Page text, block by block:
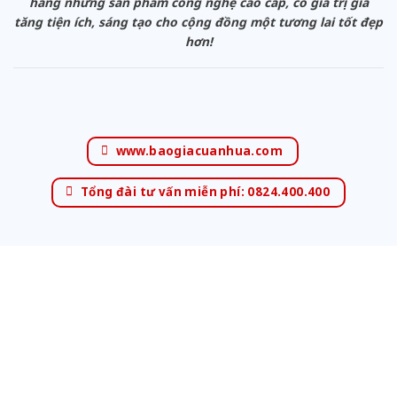
tăng tiện ích, sáng tạo cho cộng đồng một tương lai tốt đẹp
hơn!
www.baogiacuanhua.com
Tổng đài tư vấn miễn phí: 0824.400.400